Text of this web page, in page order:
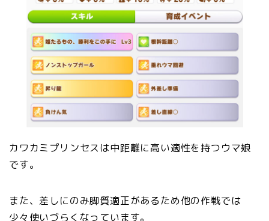
カワカミプリンセスは中距離に高い適性を持つウマ娘
です。
また、差しにのみ脚質適正があるため他の作戦では
少々使いづらくなっています。